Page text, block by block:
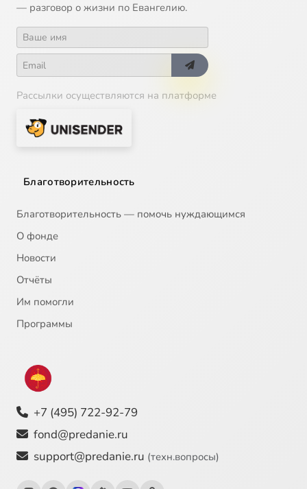
— разговор о жизни по Евангелию.
Рассылки осуществляются на платформе
Благотворительность
Благотворительность — помочь нуждающимся
О фонде
Новости
Отчёты
Им помогли
Программы
+7 (495) 722-92-79
fond@predanie.ru
support@predanie.ru (техн.вопросы)